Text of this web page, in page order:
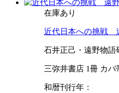
在庫あり
近代日本への挑戦
石井正己・遠野物語
三弥井書店 1冊 カバ
和暦刊行年：